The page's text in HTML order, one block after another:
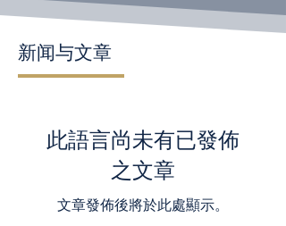
新闻与文章
此語言尚未有已發佈
之文章
文章發佈後將於此處顯示。